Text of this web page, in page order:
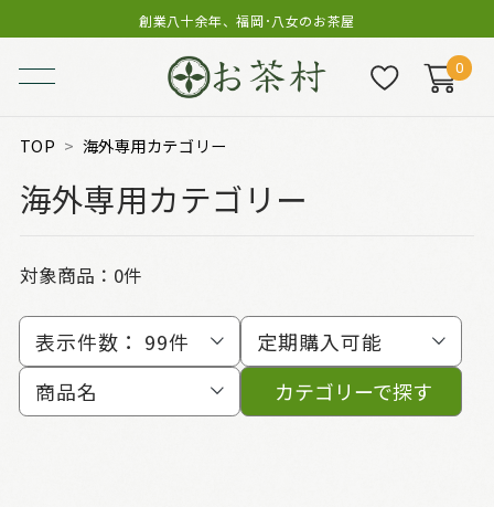
創業八十余年、福岡･八女のお茶屋
0
TOP 海外専用カテゴリー
海外専用カテゴリー
対象商品：0件
表示件数： 99件
定期購入可能
商品名
カテゴリーで探す